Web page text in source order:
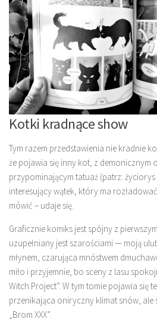
Kotki kradnące show
Tym razem przedstawienia nie kradnie
że pojawia się inny kot, z demonicznym
przypominającym tatuaż (patrz:
interesujący wątek, który ma
mówić – udaje się.
Graficznie komiks jest spójny z
uzupełniany jest szarościami — moją
młynem, czarująca mnóstwem
miło i przyjemnie, bo sceny z lasu
Witch Project”. W tym tomie pojawia się
przenikająca oniryczny klimat snów,
„Brom XXX”.